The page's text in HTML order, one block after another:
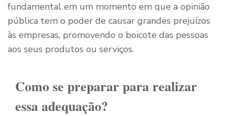
fundamental em um momento em que a opinião
pública tem o poder de causar grandes prejuízos
às empresas, promovendo o boicote das pessoas
aos seus produtos ou serviços.
Como se preparar para realizar
essa adequação?